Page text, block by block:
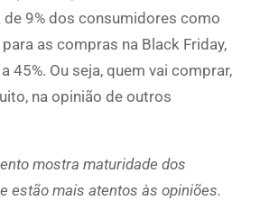
de 9% dos consumidores como
as compras na Black Friday,
45%. Ou seja, quem vai comprar,
na opinião de outros
mostra maturidade dos
estão mais atentos às opiniões.